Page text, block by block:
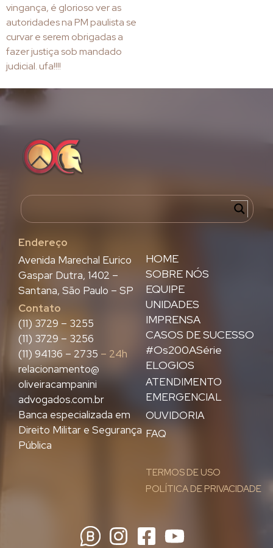
vingança, é glorioso ver as
autoridades na PM paulista se
curvar e serem obrigadas a
fazer justiça sob mandado
judicial. ufa!!!!
Endereço
HOME
SOBRE NÓS
EQUIPE
UNIDADES
IMPRENSA
CASOS DE SUCESSO
#Os200ASérie
ELOGIOS
ATENDIMENTO
EMERGENCIAL
OUVIDORIA
FAQ
TERMOS DE USO
POLÍTICA DE PRIVACIDADE
Avenida Marechal Eurico
Gaspar Dutra, 1402 –
Santana, São Paulo – SP
Contato
(11) 3729 – 3255
(11) 3729 – 3256
(11) 94136 – 2735 – 24h
relacionamento@
oliveiracampanini
advogados.com.br
Banca especializada em
Direito Militar e Segurança
Pública